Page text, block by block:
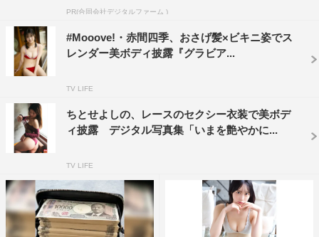
PR(合同会社デジタルファーム )
#Mooove!・赤間四季、おさげ髪×ビキニ姿でス
レンダー美ボディ披露『グラビア...
TV LIFE
ちとせよしの、レースのセクシー衣装で美ボデ
ィ披露 デジタル写真集「いまを艶やかに...
TV LIFE